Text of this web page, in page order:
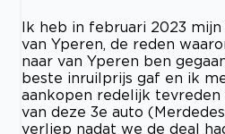
Ik heb in februari 2023
van Yperen, de reden
naar van Yperen ben
beste inruilprijs gaf en ik
aankopen redelijk tevreden
van deze 3e auto
verliep nadat we de deal